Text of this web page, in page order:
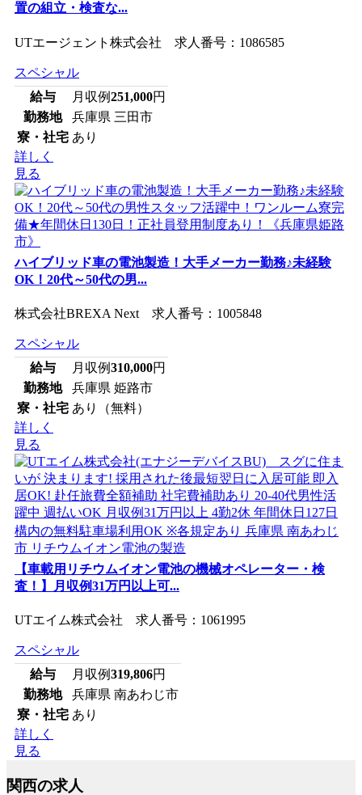
置の組立・検査な...
UTエージェント株式会社 求人番号：1086585
スペシャル
給与
月収例251,000円
勤務地
兵庫県 三田市
寮・社宅 あり
詳しく
見る
ハイブリッド車の電池製造！大手メーカー勤務♪未経験
OK！20代～50代の男...
株式会社BREXA Next 求人番号：1005848
スペシャル
給与
月収例310,000円
勤務地
兵庫県 姫路市
寮・社宅 あり（無料）
詳しく
見る
【車載用リチウムイオン電池の機械オペレーター・検
査！】月収例31万円以上可...
UTエイム株式会社 求人番号：1061995
スペシャル
給与
月収例319,806円
勤務地
兵庫県 南あわじ市
寮・社宅 あり
詳しく
見る
関西の求人